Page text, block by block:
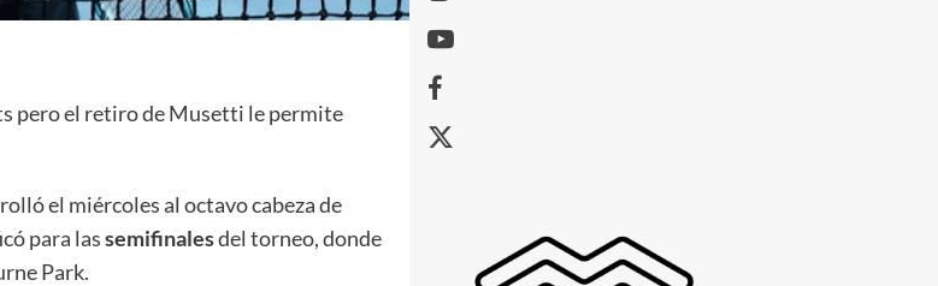
pero el retiro de Musetti le permite
el miércoles al octavo cabeza de
para lassemifinalesdel torneo, donde
Park.
Youtube
Facebook
X